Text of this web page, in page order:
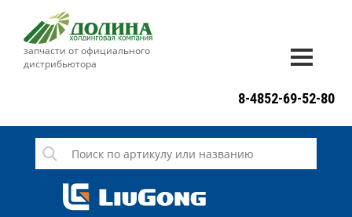
запчасти от официального
дистрибьютора
СЕРВИС
НОВОСТИ
8-4852-69-52-80